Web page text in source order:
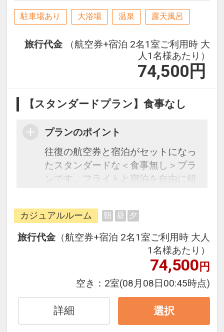
駐車場あり 大浴場 温泉 露天風呂
旅行代金
（航空券+宿泊 2名1室ご利用時 大
人1名様あたり）
74,500 円
【スタンダードプラン】食事なし
プランのポイント
往復の航空券と宿泊がセットになっ
たスタンダードな＜食事無し＞プラ
ンです。フライトと宿泊を自由に組
ージだから、一都市滞在はもちろん
周遊旅行にも最適！
旅行期間中の1泊だけの宿泊や延
泊・飛び泊なども自由自在です。
フライトは、安心のJAL（または
JALグループ）確約！フライトマイ
ル50%貯まります。
オプションでレンタカーや現地交
通・体験プランなどの追加（同時予
約）が可能なプランもございます。
カジュアルルーム 朝 昼 夕
旅行代金 （航空券+宿泊 2名1室ご利用時 大人
1名様あたり）
74,500円
空き： 2室(08月08日00:45時点)
詳細 選択